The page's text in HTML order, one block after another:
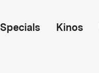
Specials Kinos